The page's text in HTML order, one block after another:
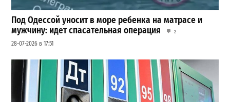
Под Одессой уносит в море ребенка на матрасе и
мужчину: идет спасательная операция
2
28-07-2026 в 17:51